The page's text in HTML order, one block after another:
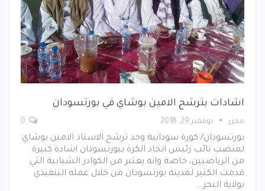
اشادات بترشح الامين بوشاي في بورتسودان
محرر نوفمبر 29, 2018
بورتسودان/ كورة سودانية وجد ترشح الاستاذ الامين بوشاي
لمنصب نائب رئيس اتحاد الكرة ببورتسودان اشادة كبيرة
من الرياضيين، خاصة وانه يعتبر من الكوادر الشبابية التي
قدمت الكثير لمدينة بورتسودان من خلال عمله التنفيذي
بولاية البحر…